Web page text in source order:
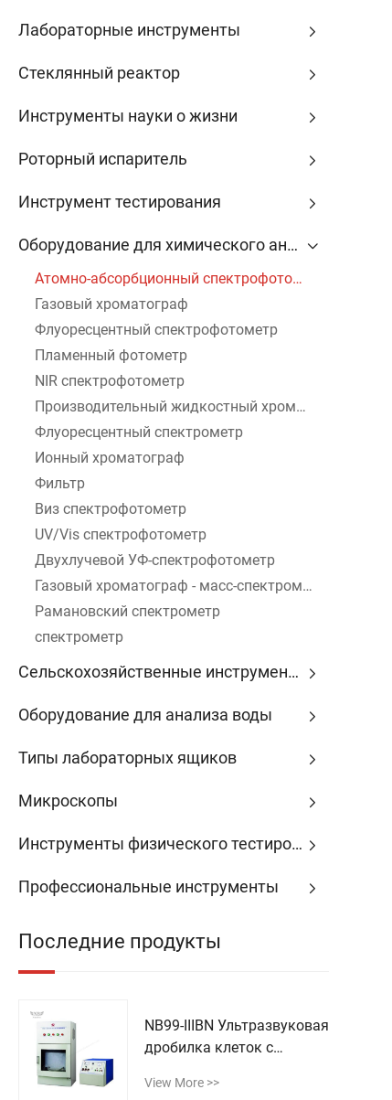
Лабораторные инструменты
Стеклянный реактор
Инструменты науки о жизни
Роторный испаритель
Инструмент тестирования
Оборудование для химического анализа
Атомно-абсорбционный спектрофотометр
Газовый хроматограф
Флуоресцентный спектрофотометр
Пламенный фотометр
NIR спектрофотометр
Производительный жидкостный хроматограф
Флуоресцентный спектрометр
Ионный хроматограф
Фильтр
Виз спектрофотометр
UV/Vis спектрофотометр
Двухлучевой УФ-спектрофотометр
Газовый хроматограф - масс-спектрометр
Рамановский спектрометр
спектрометр
Сельскохозяйственные инструменты
Оборудование для анализа воды
Типы лабораторных ящиков
Микроскопы
Инструменты физического тестирования
Профессиональные инструменты
Последние продукты
NB99-IIIBN Ультразвуковая
дробилка клеток с
View More >>